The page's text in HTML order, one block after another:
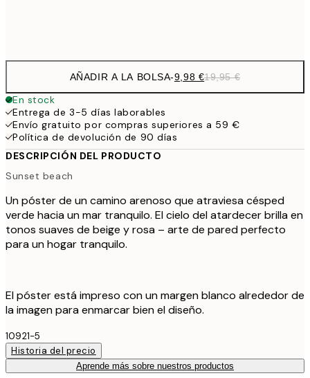
AÑADIR A LA BOLSA-9,98 €19,95 €
En stock
Entrega de 3-5 días laborables
Envío gratuito por compras superiores a 59 €
Política de devolución de 90 días
DESCRIPCIÓN DEL PRODUCTO
Sunset beach
Un póster de un camino arenoso que atraviesa césped
verde hacia un mar tranquilo. El cielo del atardecer brilla en
tonos suaves de beige y rosa – arte de pared perfecto
para un hogar tranquilo.
El póster está impreso con un margen blanco alrededor de
la imagen para enmarcar bien el diseño.
10921-5
Historia del precio
Aprende más sobre nuestros productos